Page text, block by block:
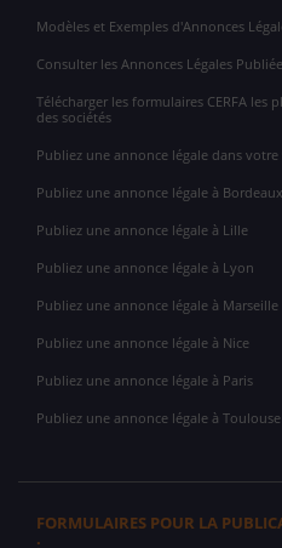
Modèles et Exemples d'Annonces
Consulter les Annonces Légales
Télécharger les formulaires CERFA
des sociétés
Publiez une annonce légale dans
Publiez une annonce légale à Bordeaux
Publiez une annonce légale à Lille
Publiez une annonce légale à Lyon
Publiez une annonce légale à Marseille
Publiez une annonce légale à Nice
Publiez une annonce légale à Paris
Publiez une annonce légale à Toulouse
FORMULAIRES POUR LA